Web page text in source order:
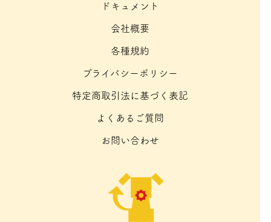
ドキュメント
会社概要
各種規約
プライバシーポリシー
特定商取引法に基づく表記
よくあるご質問
お問い合わせ